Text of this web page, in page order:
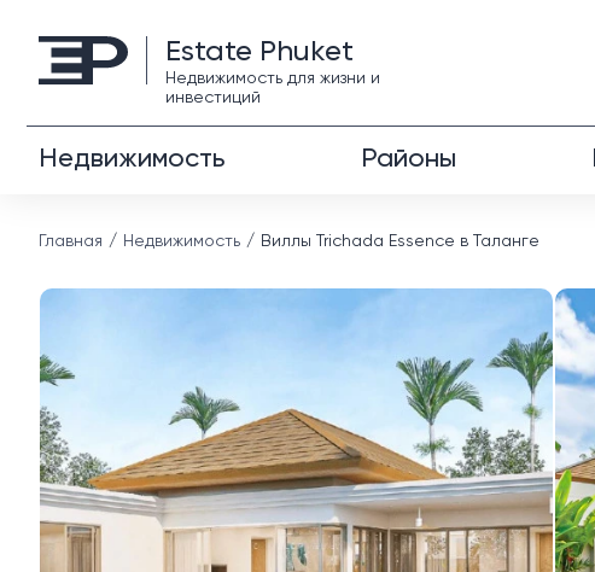
Estate Phuket
Недвижимость для жизни и
инвестиций
Недвижимость Районы
Главная Недвижимость Виллы Trichada Essence в Таланге